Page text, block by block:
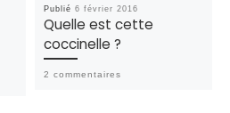
Publié6 février 2016
Quelle est cette
coccinelle ?
2 commentaires